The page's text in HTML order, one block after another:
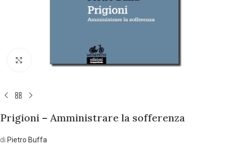
Prigioni – Amministrare la sofferenza
di Pietro Buffa